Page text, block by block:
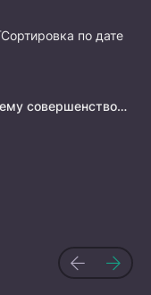
Сортировка по дате
Кто позволил ему совершенствоваться?